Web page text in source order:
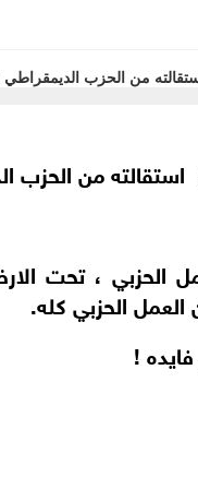
من الحزب
الحزبي ، تحت
الحزبي كله.
!